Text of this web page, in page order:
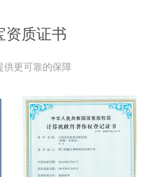
资质证书
供更可靠的保障